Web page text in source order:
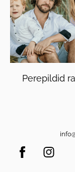
Perepildid